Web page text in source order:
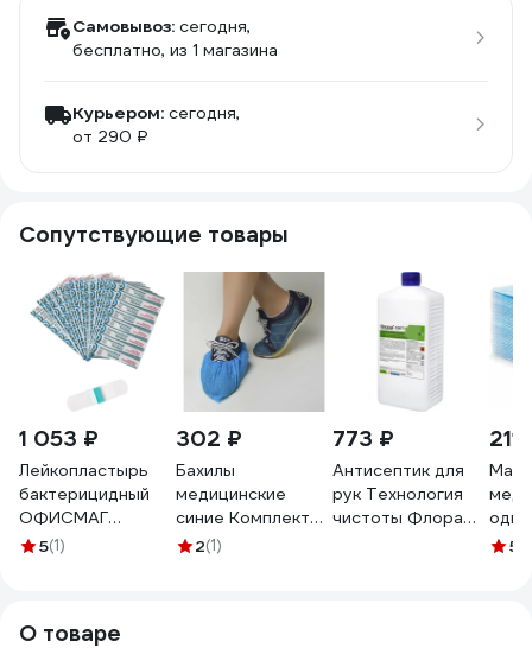
Самовывоз: сегодня,
бесплатно, из 1 магазина
Курьером: сегодня,
от 290 ₽
Сопутствующие товары
1 053 ₽
Лейкопластырь
бактерицидный
ОФИСМАГ
ВЕРОФАРМ,
5(1)
302 ₽
Бахилы
медицинские
синие Комплект
100 штук (50 пар),
2(1)
773 ₽
Антисептик для
рук Технология
чистоты Флора
211
5
О товаре